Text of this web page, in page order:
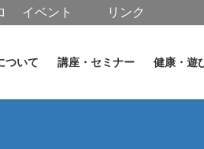
ついて 講座・セミナー 健康・遊
イベント リンク